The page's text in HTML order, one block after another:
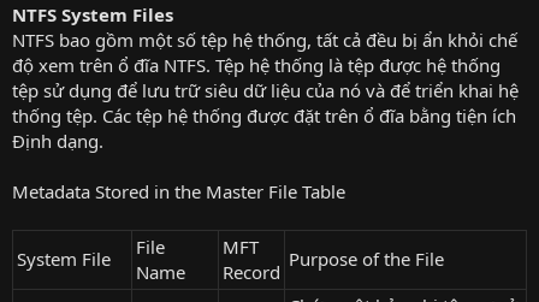
NTFS System Files
NTFS bao gồm một số tệp hệ thống, tất cả đều bị ẩn khỏi chế
độ xem trên ổ đĩa NTFS. Tệp hệ thống là tệp được hệ thống
tệp sử dụng để lưu trữ siêu dữ liệu của nó và để triển khai hệ
thống tệp. Các tệp hệ thống được đặt trên ổ đĩa bằng tiện ích
Định dạng.
Metadata Stored in the Master File Table
System File
File
Name
MFT
Record
Purpose of the File